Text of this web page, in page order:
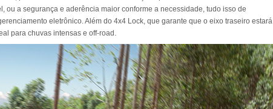
ou a segurança e aderência maior conforme a necessidade, tudo isso de
eletrônico. Além do 4x4 Lock, que garante que o eixo traseiro estará
para chuvas intensas e off-road.